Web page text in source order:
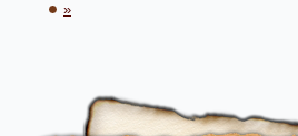
»